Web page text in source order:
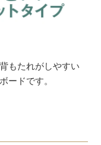
もたれがしやすい
ードです。